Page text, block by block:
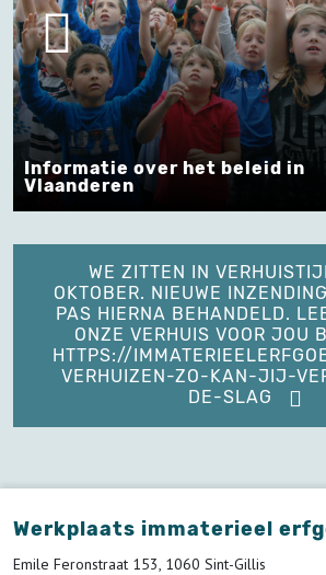
beleid in
Theater op
WE ZITTEN IN
OKTOBER. NIEUWE
PAS HIERNA BEHANDELD.
ONZE VERHUIS VOOR JOU
HTTPS://
VERHUIZEN-ZO-KAN-JIJ-
DE-SLAG
Werkplaats immaterieel
Emile Feronstraat 153, 1060 Sint-Gillis